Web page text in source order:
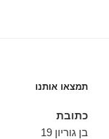
תמצאו אותנו
כתובת
בן גוריון 19